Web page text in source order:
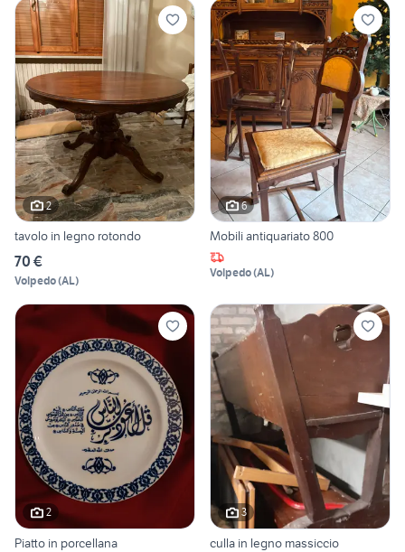
2
tavolo in legno rotondo
70 €
Volpedo(AL)
6
Mobili antiquariato 800
Volpedo(AL)
2
Piatto in porcellana
3
culla in legno massiccio